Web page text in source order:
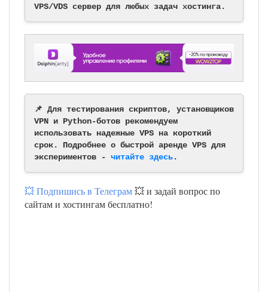
VPS/VDS сервер для любых задач хостинга.
📌 Для тестирования скриптов, установщиков
VPN и Python-ботов рекомендуем
использовать надежные VPS на короткий
срок. Подробнее о быстрой аренде VPS для
экспериментов - читайте здесь.
💥 Подпишись в Телеграм💥 и задай вопрос по
сайтам и хостингам бесплатно!